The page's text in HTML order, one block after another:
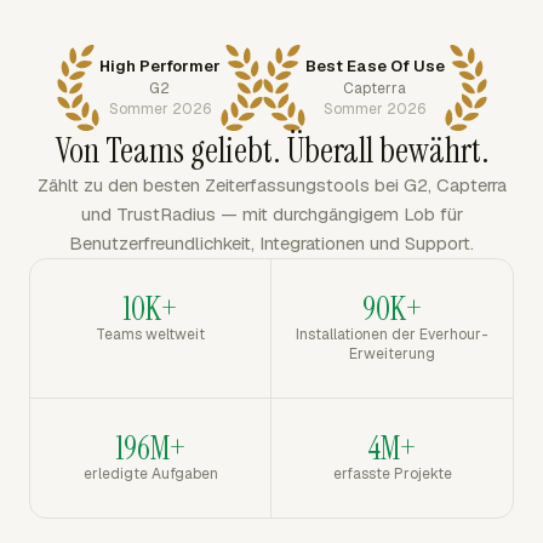
High Performer
G2
Sommer 2026
Best Ease Of Use
Capterra
Sommer 2026
Von Teams geliebt. Überall bewährt.
Zählt zu den besten Zeiterfassungstools bei G2, Capterra
und TrustRadius — mit durchgängigem Lob für
Benutzerfreundlichkeit, Integrationen und Support.
10K+
Teams weltweit
90K+
Installationen der Everhour-
Erweiterung
196M+
erledigte Aufgaben
4M+
erfasste Projekte